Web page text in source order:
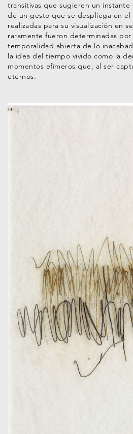
transitivas que sugieren un
de un gesto que se despliega en el
realizadas para su visualización en
raramente fueron determinadas
temporalidad abierta de lo
la idea del tiempo vivido como la
momentos efímeros que, al ser
eternos.